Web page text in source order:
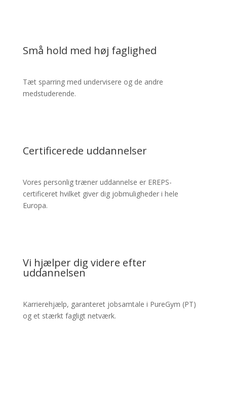
Små hold med høj faglighed
Tæt sparring med undervisere og de andre
medstuderende.
Certificerede uddannelser
Vores personlig træner uddannelse er EREPS-
certificeret hvilket giver dig jobmuligheder i hele
Europa.
Vi hjælper dig videre efter
uddannelsen
Karrierehjælp, garanteret jobsamtale i PureGym (PT)
og et stærkt fagligt netværk.